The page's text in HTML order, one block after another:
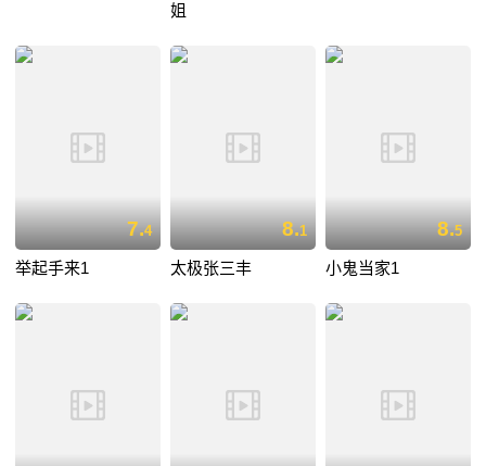
姐
7.4
举起手来1
8.1
太极张三丰
8.5
小鬼当家1